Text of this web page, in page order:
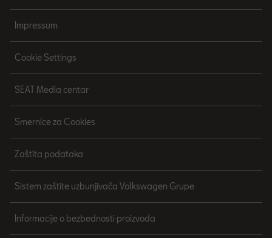
Impressum
Cookie Settings
SEAT Media centar
Smernice za Cookies
Zaštita podataka
Sistem zaštite uzbunjivača Volkswagen Grupe
Informacije o bezbednosti proizvoda